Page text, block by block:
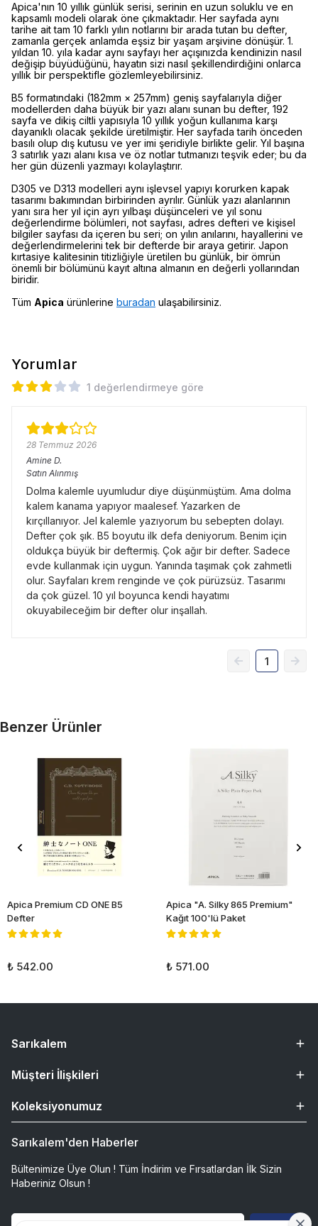
Apica'nın 10 yıllık günlük serisi, serinin en uzun soluklu ve en
kapsamlı modeli olarak öne çıkmaktadır. Her sayfada aynı
tarihe ait tam 10 farklı yılın notlarını bir arada tutan bu defter,
zamanla gerçek anlamda eşsiz bir yaşam arşivine dönüşür. 1.
yıldan 10. yıla kadar aynı sayfayı her açışınızda kendinizin nasıl
değişip büyüdüğünü, hayatın sizi nasıl şekillendirdiğini onlarca
yıllık bir perspektifle gözlemleyebilirsiniz.
B5 formatındaki (182mm × 257mm) geniş sayfalarıyla diğer
modellerden daha büyük bir yazı alanı sunan bu defter, 192
sayfa ve dikiş ciltli yapısıyla 10 yıllık yoğun kullanıma karşı
dayanıklı olacak şekilde üretilmiştir. Her sayfada tarih önceden
basılı olup dış kutusu ve yer imi şeridiyle birlikte gelir. Yıl başına
3 satırlık yazı alanı kısa ve öz notlar tutmanızı teşvik eder; bu da
her gün düzenli yazmayı kolaylaştırır.
D305 ve D313 modelleri aynı işlevsel yapıyı korurken kapak
tasarımı bakımından birbirinden ayrılır. Günlük yazı alanlarının
yanı sıra her yıl için ayrı yılbaşı düşünceleri ve yıl sonu
değerlendirme bölümleri, not sayfası, adres defteri ve kişisel
bilgiler sayfası da içeren bu seri; on yılın anılarını, hayallerini ve
değerlendirmelerini tek bir defterde bir araya getirir. Japon
kırtasiye kalitesinin titizliğiyle üretilen bu günlük, bir ömrün
önemli bir bölümünü kayıt altına almanın en değerli yollarından
biridir.
Tüm Apica ürünlerine buradan ulaşabilirsiniz.
Yorumlar
1 değerlendirmeye göre
28 Temmuz 2026
Amine D.
Satın Alınmış
Dolma kalemle uyumludur diye düşünmüştüm. Ama dolma
kalem kanama yapıyor maalesef. Yazarken de
kırçıllanıyor. Jel kalemle yazıyorum bu sebepten dolayı.
Defter çok şık. B5 boyutu ilk defa deniyorum. Benim için
oldukça büyük bir deftermiş. Çok ağır bir defter. Sadece
evde kullanmak için uygun. Yanında taşımak çok zahmetli
olur. Sayfaları krem renginde ve çok pürüzsüz. Tasarımı
da çok güzel. 10 yıl boyunca kendi hayatımı
okuyabileceğim bir defter olur inşallah.
1
Benzer Ürünler
Apica Premium CD ONE B5
Defter
₺ 542.00
Apica "A. Silky 865 Premium"
Kağıt 100'lü Paket
₺ 571.00
Sarıkalem
Müşteri İlişkileri
Koleksiyonumuz
Sarıkalem'den Haberler
Bültenimize Üye Olun ! Tüm İndirim ve Fırsatlardan İlk Sizin
Haberiniz Olsun !